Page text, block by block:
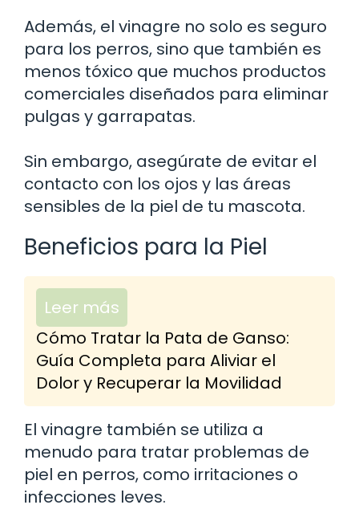
Además, el vinagre no solo es seguro
para los perros, sino que también es
menos tóxico que muchos productos
comerciales diseñados para eliminar
pulgas y garrapatas.
Sin embargo, asegúrate de evitar el
contacto con los ojos y las áreas
sensibles de la piel de tu mascota.
Beneficios para la Piel
Leer más
Cómo Tratar la Pata de Ganso:
Guía Completa para Aliviar el
Dolor y Recuperar la Movilidad
El vinagre también se utiliza a
menudo para tratar problemas de
piel en perros, como irritaciones o
infecciones leves.